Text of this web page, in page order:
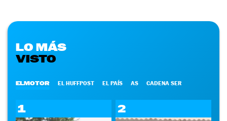
LO MÁS
VISTO
ELMOTOR EL HUFFPOST EL PAÍS AS CADENA SER
1 2